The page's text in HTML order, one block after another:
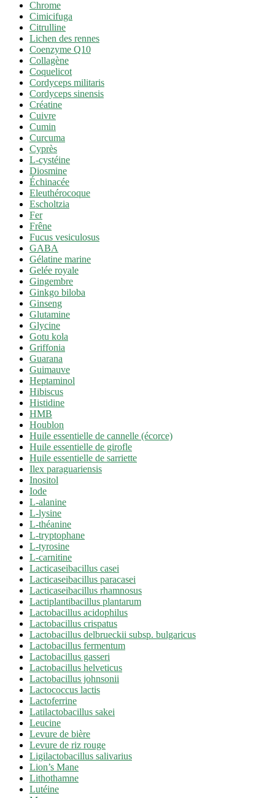
Chrome
Cimicifuga
Citrulline
Lichen des rennes
Coenzyme Q10
Collagène
Coquelicot
Cordyceps militaris
Cordyceps sinensis
Créatine
Cuivre
Cumin
Curcuma
Cyprès
L-cystéine
Diosmine
Échinacée
Eleuthérocoque
Escholtzia
Fer
Frêne
Fucus vesiculosus
GABA
Gélatine marine
Gelée royale
Gingembre
Ginkgo biloba
Ginseng
Glutamine
Glycine
Gotu kola
Griffonia
Guarana
Guimauve
Heptaminol
Hibiscus
Histidine
HMB
Houblon
Huile essentielle de cannelle (écorce)
Huile essentielle de girofle
Huile essentielle de sarriette
Ilex paraguariensis
Inositol
Iode
L-alanine
L-lysine
L-théanine
L-tryptophane
L-tyrosine
L-carnitine
Lacticaseibacillus casei
Lacticaseibacillus paracasei
Lacticaseibacillus rhamnosus
Lactiplantibacillus plantarum
Lactobacillus acidophilus
Lactobacillus crispatus
Lactobacillus delbrueckii subsp. bulgaricus
Lactobacillus fermentum
Lactobacillus gasseri
Lactobacillus helveticus
Lactobacillus johnsonii
Lactococcus lactis
Lactoferrine
Latilactobacillus sakei
Leucine
Levure de bière
Levure de riz rouge
Ligilactobacillus salivarius
Lion’s Mane
Lithothamne
Lutéine